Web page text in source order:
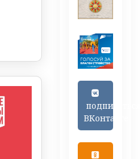
подписаться
ВКонтакте